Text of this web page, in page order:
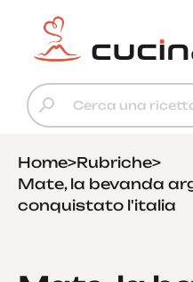
Home>Rubriche>
Mate, la bevanda
conquistato l'italia